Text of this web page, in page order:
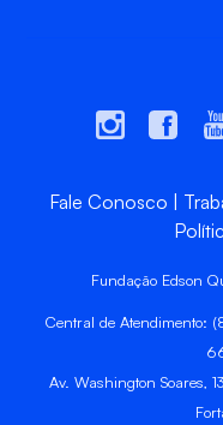
Fale Conosco
Fundação Edson
Central de
Av. Washington Soares,